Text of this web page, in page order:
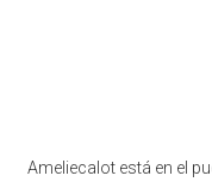
Ameliecalot está en el